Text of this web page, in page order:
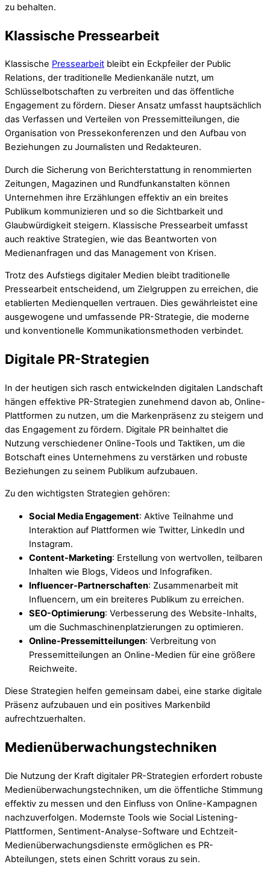
zu behalten.
Klassische Pressearbeit
Klassische Pressearbeit bleibt ein Eckpfeiler der Public
Relations, der traditionelle Medienkanäle nutzt, um
Schlüsselbotschaften zu verbreiten und das öffentliche
Engagement zu fördern. Dieser Ansatz umfasst hauptsächlich
das Verfassen und Verteilen von Pressemitteilungen, die
Organisation von Pressekonferenzen und den Aufbau von
Beziehungen zu Journalisten und Redakteuren.
Durch die Sicherung von Berichterstattung in renommierten
Zeitungen, Magazinen und Rundfunkanstalten können
Unternehmen ihre Erzählungen effektiv an ein breites
Publikum kommunizieren und so die Sichtbarkeit und
Glaubwürdigkeit steigern. Klassische Pressearbeit umfasst
auch reaktive Strategien, wie das Beantworten von
Medienanfragen und das Management von Krisen.
Trotz des Aufstiegs digitaler Medien bleibt traditionelle
Pressearbeit entscheidend, um Zielgruppen zu erreichen, die
etablierten Medienquellen vertrauen. Dies gewährleistet eine
ausgewogene und umfassende PR-Strategie, die moderne
und konventionelle Kommunikationsmethoden verbindet.
Digitale PR-Strategien
In der heutigen sich rasch entwickelnden digitalen Landschaft
hängen effektive PR-Strategien zunehmend davon ab, Online-
Plattformen zu nutzen, um die Markenpräsenz zu steigern und
das Engagement zu fördern. Digitale PR beinhaltet die
Nutzung verschiedener Online-Tools und Taktiken, um die
Botschaft eines Unternehmens zu verstärken und robuste
Beziehungen zu seinem Publikum aufzubauen.
Zu den wichtigsten Strategien gehören:
Social Media Engagement: Aktive Teilnahme und
Interaktion auf Plattformen wie Twitter, LinkedIn und
Instagram.
Content-Marketing: Erstellung von wertvollen, teilbaren
Inhalten wie Blogs, Videos und Infografiken.
Influencer-Partnerschaften: Zusammenarbeit mit
Influencern, um ein breiteres Publikum zu erreichen.
SEO-Optimierung: Verbesserung des Website-Inhalts,
um die Suchmaschinenplatzierungen zu optimieren.
Online-Pressemitteilungen: Verbreitung von
Pressemitteilungen an Online-Medien für eine größere
Reichweite.
Diese Strategien helfen gemeinsam dabei, eine starke digitale
Präsenz aufzubauen und ein positives Markenbild
aufrechtzuerhalten.
Medienüberwachungstechniken
Die Nutzung der Kraft digitaler PR-Strategien erfordert robuste
Medienüberwachungstechniken, um die öffentliche Stimmung
effektiv zu messen und den Einfluss von Online-Kampagnen
nachzuverfolgen. Modernste Tools wie Social Listening-
Plattformen, Sentiment-Analyse-Software und Echtzeit-
Medienüberwachungsdienste ermöglichen es PR-
Abteilungen, stets einen Schritt voraus zu sein.